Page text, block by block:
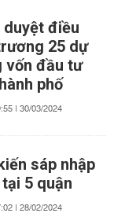
duyệt điều
25 dự
vốn đầu tư
phố
| 30/03/2024
sáp nhập
5 quận
| 28/02/2024